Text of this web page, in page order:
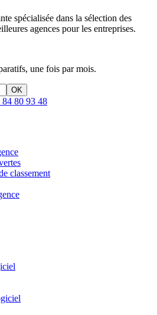
spécialisée dans la sélection des
agences pour les entreprises.
une fois par mois.
OK
84 80 93 48
classement